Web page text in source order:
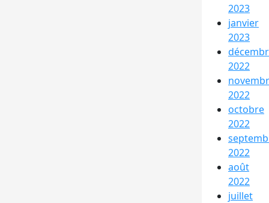
2023
janvier
2023
2022
2022
octobre
2022
2022
août
2022
juillet